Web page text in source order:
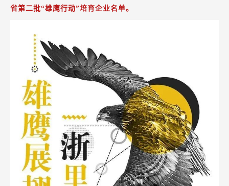
省第二批“雄鹰行动”培育企业名单。